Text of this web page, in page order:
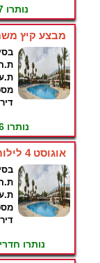
נותרו 7 חדרים למבצע זה !
מבצע קיץ משתלם – 3 לילות
נותרו 6 חדרים למבצע זה !
אוגוסט 4 לילות באילת -במחיר מוזל
נותרו